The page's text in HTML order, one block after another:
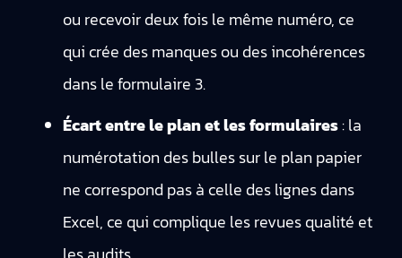
ou recevoir deux fois le même numéro, ce
qui crée des manques ou des incohérences
dans le formulaire 3.
Écart entre le plan et les formulaires: la
numérotation des bulles sur le plan papier
ne correspond pas à celle des lignes dans
Excel, ce qui complique les revues qualité et